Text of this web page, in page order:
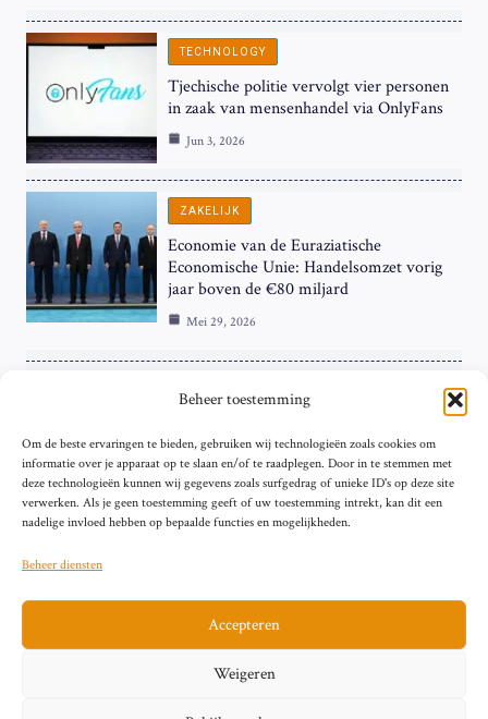
Beheer toestemming
Om de beste ervaringen te bieden, gebruiken wij technologieën zoals cookies om
informatie over je apparaat op te slaan en/of te raadplegen. Door in te stemmen met
deze technologieën kunnen wij gegevens zoals surfgedrag of unieke ID's op deze site
verwerken. Als je geen toestemming geeft of uw toestemming intrekt, kan dit een
nadelige invloed hebben op bepaalde functies en mogelijkheden.
Beheer diensten
Accepteren
Weigeren
TECHNOLOGY
Tjechische politie vervolgt vier personen
in zaak van mensenhandel via OnlyFans
Jun 3, 2026
ZAKELIJK
Economie van de Euraziatische
Economische Unie: Handelsomzet vorig
jaar boven de €80 miljard
Mei 29, 2026
ZAKELIJK
Hardnekkige Inflatie bij de ‘Grote Vier’
van de Eurozone
Mei 29, 2026
Sitemap Contact Privacybeleid (EU)
Impressum
Cookiebeleid (EU)